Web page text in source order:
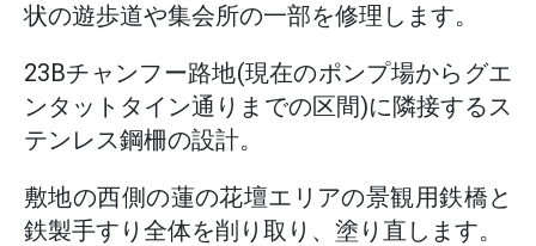
状の遊歩道や集会所の一部を修理します。
23Bチャンフー路地(現在のポンプ場からグエ
ンタットタイン通りまでの区間)に隣接するス
テンレス鋼柵の設計。
敷地の西側の蓮の花壇エリアの景観用鉄橋と
鉄製手すり全体を削り取り、塗り直します。